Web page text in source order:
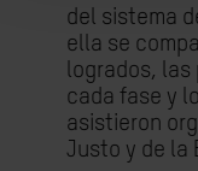
del sistema
ella se
logrados, las
cada fase y
asistieron
Justo y de la